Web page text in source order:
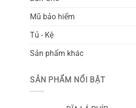
Mũ bảo hiểm
Tủ - Kệ
Sản phẩm khác
SẢN PHẨM NỔI BẬT